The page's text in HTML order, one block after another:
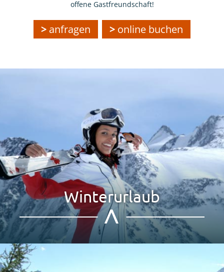
offene Gastfreundschaft!
anfragen online buchen
Winterurlaub